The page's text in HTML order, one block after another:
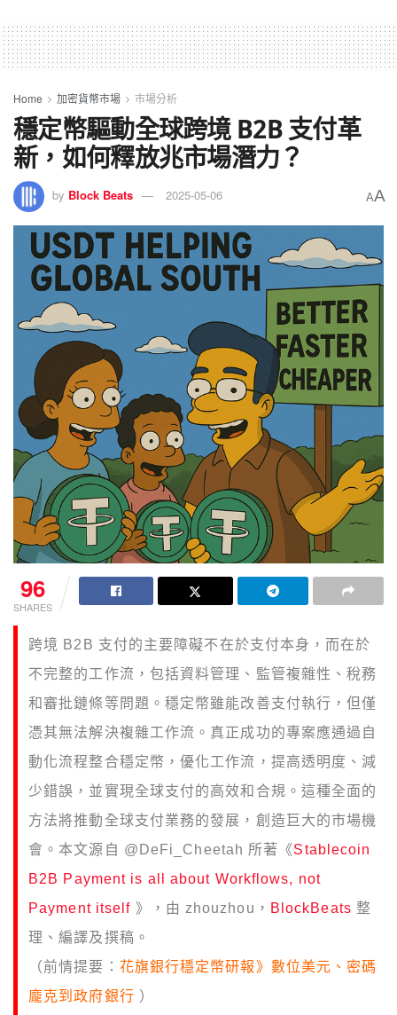
Home 加密貨幣市場 市場分析
穩定幣驅動全球跨境 B2B 支付革
新，如何釋放兆市場潛力？
by Block Beats 2025-05-06 AA
96
SHARES
跨境 B2B 支付的主要障礙不在於支付本身，而在於
不完整的工作流，包括資料管理、監管複雜性、稅務
和審批鏈條等問題。穩定幣雖能改善支付執行，但僅
憑其無法解決複雜工作流。真正成功的專案應通過自
動化流程整合穩定幣，優化工作流，提高透明度、減
少錯誤，並實現全球支付的高效和合規。這種全面的
方法將推動全球支付業務的發展，創造巨大的市場機
會。本文源自 @DeFi_Cheetah 所著《Stablecoin
B2B Payment is all about Workflows, not
Payment itself 》，由 zhouzhou， BlockBeats 整
理、編譯及撰稿。
（前情提要： 花旗銀行穩定幣研報》數位美元、密碼
龐克到政府銀行 ）